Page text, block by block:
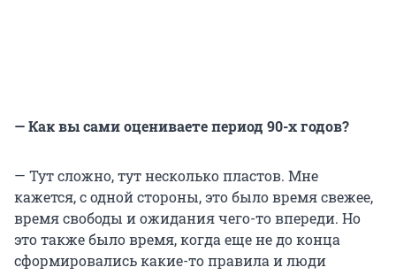
— Как вы сами оцениваете период 90-х годов?
— Тут сложно, тут несколько пластов. Мне
кажется, с одной стороны, это было время свежее,
время свободы и ожидания чего-то впереди. Но
это также было время, когда еще не до конца
сформировались какие-то правила и люди